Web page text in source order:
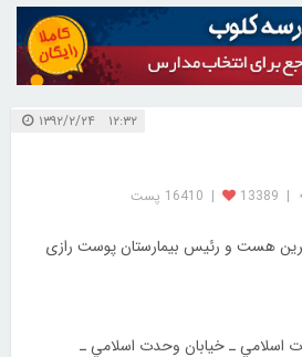
۱۲:۳۲ ۱۳۹۲/۲/۲۴
|
13389
| 16410 پست
هست و رئیس بیمارستان پوست رازی
اسلامي ـ خيابان وحدت اسلامي ـ